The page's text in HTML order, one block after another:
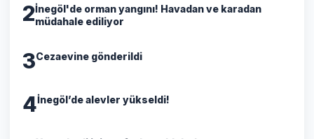
2İnegöl'de orman yangını! Havadan ve karadan
müdahale ediliyor
3Cezaevine gönderildi
4İnegöl’de alevler yükseldi!